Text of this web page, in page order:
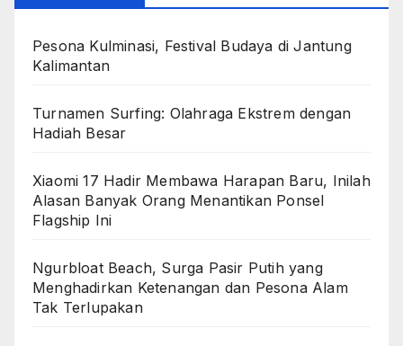
Pesona Kulminasi, Festival Budaya di Jantung
Kalimantan
Turnamen Surfing: Olahraga Ekstrem dengan
Hadiah Besar
Xiaomi 17 Hadir Membawa Harapan Baru, Inilah
Alasan Banyak Orang Menantikan Ponsel
Flagship Ini
Ngurbloat Beach, Surga Pasir Putih yang
Menghadirkan Ketenangan dan Pesona Alam
Tak Terlupakan